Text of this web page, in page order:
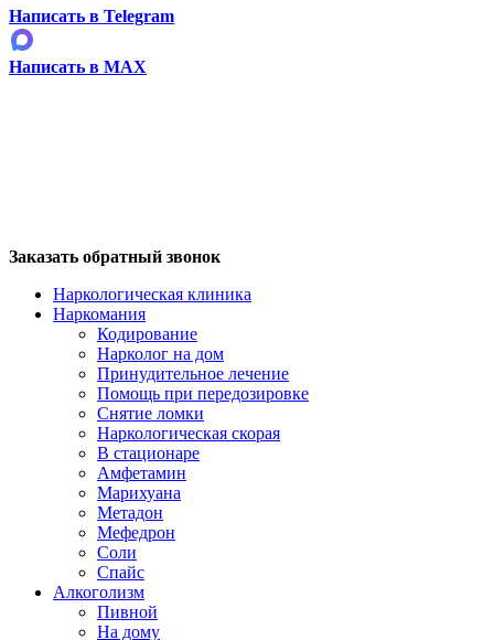
Написать в Telegram
Написать в MAX
Заказать обратный звонок
Наркологическая клиника
Наркомания
Кодирование
Нарколог на дом
Принудительное лечение
Помощь при передозировке
Снятие ломки
Наркологическая скорая
В стационаре
Амфетамин
Марихуана
Метадон
Мефедрон
Соли
Спайс
Алкоголизм
Пивной
На дому